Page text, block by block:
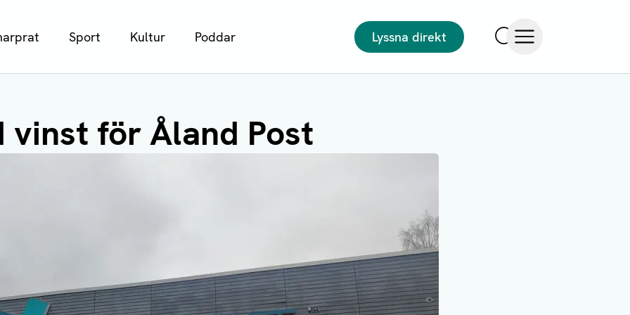
Sport Kultur Poddar
Lyssna direkt
vinst för Åland Post